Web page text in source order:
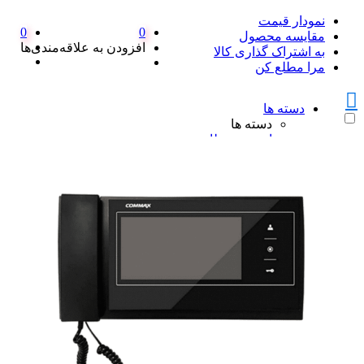
نمودار قیمت
مقایسه محصول
به اشتراک گذاری کالا
مرا مطلع کن
0
افزودن به علاقه‌مندی‌ها
0
دسته ها
دسته ها
امنیت و نظارت
ست کامل دزدگیر منزل SFA
پک کامل دزدگیر اماکن سایلکس
دزدگیر سایلکس
دزدگیر سایلکس لایت SG8-LITE
دزدگیر سایلکس sg8 s
دزدگیر سایلکس SG8 Q
همه دزدگیر سایلکس